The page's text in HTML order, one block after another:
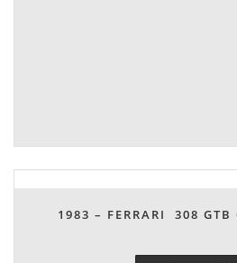
1983 – FERRARI 308